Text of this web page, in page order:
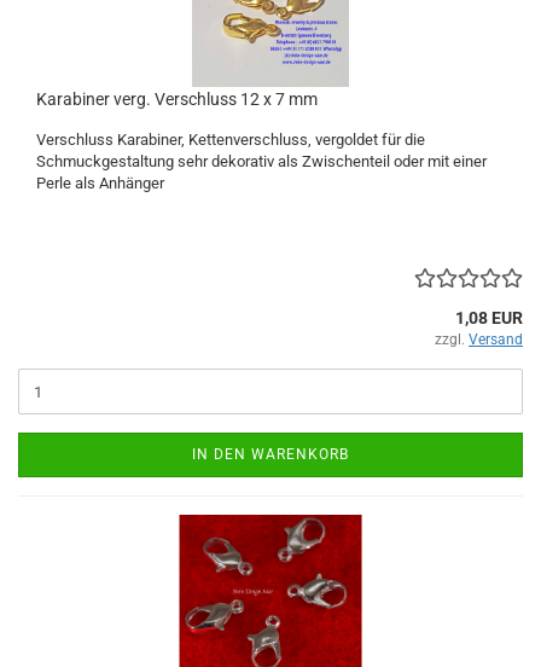
Karabiner verg. Verschluss 12 x 7 mm
Verschluss Karabiner, Kettenverschluss, vergoldet für die
Schmuckgestaltung sehr dekorativ als Zwischenteil oder mit einer
Perle als Anhänger
1,08 EUR
zzgl. Versand
IN DEN WARENKORB